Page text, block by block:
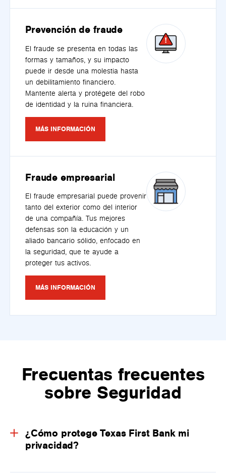
Prevención de fraude
El fraude se presenta en todas las
formas y tamaños, y su impacto
puede ir desde una molestia hasta
un debilitamiento financiero.
Mantente alerta y protégete del robo
de identidad y la ruina financiera.
MÁS INFORMACIÓN
Fraude empresarial
El fraude empresarial puede provenir
tanto del exterior como del interior
de una compañía. Tus mejores
defensas son la educación y un
aliado bancario sólido, enfocado en
la seguridad, que te ayude a
proteger tus activos.
MÁS INFORMACIÓN
Frecuentas frecuentes
sobre Seguridad
¿Cómo protege Texas First Bank mi
privacidad?